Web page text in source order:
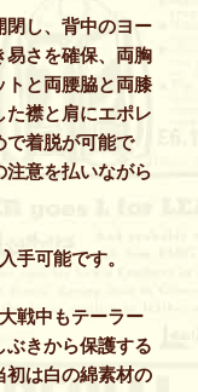
閉し、背中のヨー
易さを確保、両胸
トと両腰脇と両膝
た襟と肩にエポレ
で着脱が可能で
意を払いながら
手可能です。
戦中もテーラー
きから保護する
初は白の綿素材の